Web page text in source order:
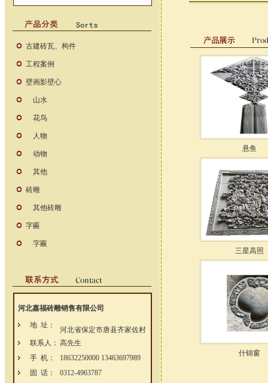
古建砖瓦、构件
工程案例
壁画影壁心
山水
花鸟
人物
动物
其他
砖雕
其他砖雕
字匾
字匾
河北嘉福砖雕销售有限公司
地 址：
河北省保定市唐县齐家佐村
联系人： 高先生
手 机：
18632250000 13463697989
固 话：
0312-4963787
悬鱼
三星高照
什锦窗